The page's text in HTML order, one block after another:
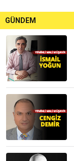
GÜNDEM